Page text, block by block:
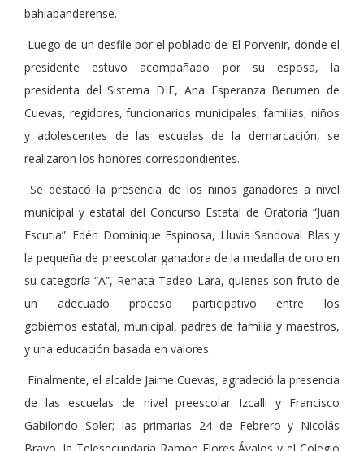
bahiabanderense.
Luego de un desfile por el poblado de El Porvenir, donde el
presidente estuvo acompañado por su esposa, la
presidenta del Sistema DIF, Ana Esperanza Berumen de
Cuevas, regidores, funcionarios municipales, familias, niños
y adolescentes de las escuelas de la demarcación, se
realizaron los honores correspondientes.
Se destacó la presencia de los niños ganadores a nivel
municipal y estatal del Concurso Estatal de Oratoria “Juan
Escutia”: Edén Dominique Espinosa, Lluvia Sandoval Blas y
la pequeña de preescolar ganadora de la medalla de oro en
su categoría “A”, Renata Tadeo Lara, quienes son fruto de
un adecuado proceso participativo entre los
gobiernos estatal, municipal, padres de familia y maestros,
y una educación basada en valores.
Finalmente, el alcalde Jaime Cuevas, agradeció la presencia
de las escuelas de nivel preescolar Izcalli y Francisco
Gabilondo Soler; las primarias 24 de Febrero y Nicolás